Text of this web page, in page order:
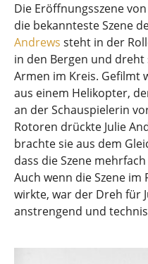
Die Eröffnungsszene
die bekannteste Szene
Andrews steht in der
in den Bergen und
Armen im Kreis. Gefilmt
aus einem Helikopter,
an der Schauspielerin
Rotoren drückte Julie
brachte sie aus dem
dass die Szene
Auch wenn die Szene
wirkte, war der Dreh für
anstrengend und